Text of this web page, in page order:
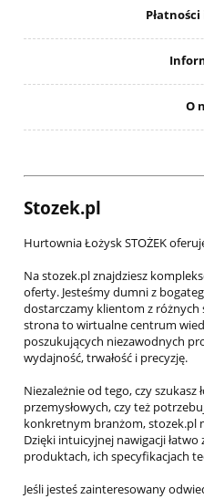
O
Stozek.pl
Hurtownia Łożysk STOŻEK
Na stozek.pl znajdziesz
oferty. Jesteśmy dumni z
dostarczamy klientom z różnych
strona to wirtualne centrum
poszukujących niezawodnych
wydajność, trwałość i precyzję.
Niezależnie od tego, czy szukasz
przemysłowych, czy też
konkretnym branżom, stozek.pl
Dzięki intuicyjnej nawigacji
produktach, ich specyfikacjach
Jeśli jesteś zainteresowany